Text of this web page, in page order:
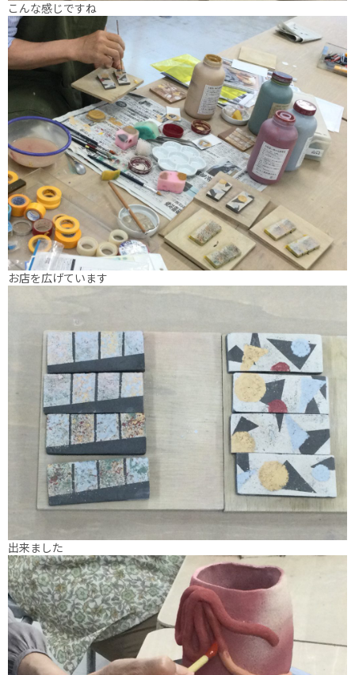
こんな感じですね
お店を広げています
出来ました